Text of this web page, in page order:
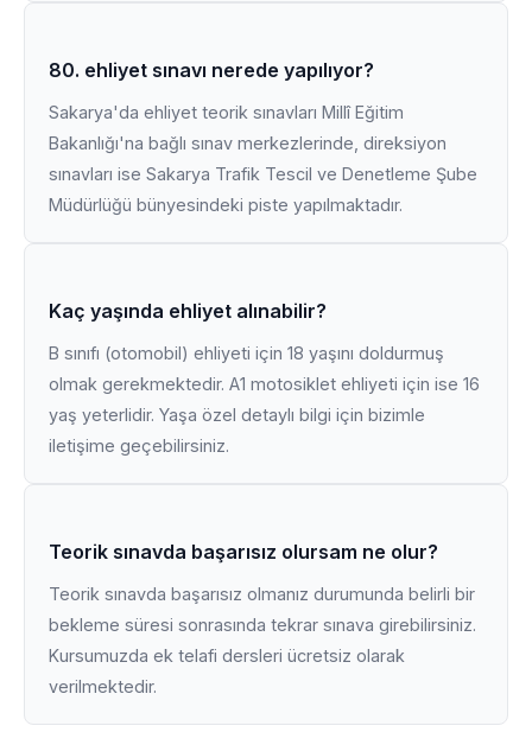
80. ehliyet sınavı nerede yapılıyor?
Sakarya'da ehliyet teorik sınavları Millî Eğitim
Bakanlığı'na bağlı sınav merkezlerinde, direksiyon
sınavları ise Sakarya Trafik Tescil ve Denetleme Şube
Müdürlüğü bünyesindeki piste yapılmaktadır.
Kaç yaşında ehliyet alınabilir?
B sınıfı (otomobil) ehliyeti için 18 yaşını doldurmuş
olmak gerekmektedir. A1 motosiklet ehliyeti için ise 16
yaş yeterlidir. Yaşa özel detaylı bilgi için bizimle
iletişime geçebilirsiniz.
Teorik sınavda başarısız olursam ne olur?
Teorik sınavda başarısız olmanız durumunda belirli bir
bekleme süresi sonrasında tekrar sınava girebilirsiniz.
Kursumuzda ek telafi dersleri ücretsiz olarak
verilmektedir.